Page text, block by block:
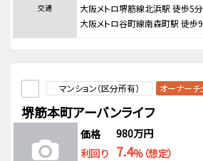
交通
大阪メトロ堺筋線北浜駅 徒歩5分
大阪メトロ谷町線南森町駅 徒歩
マンション（区分所有） オーナーチ
堺筋本町アーバンライフ
価格
980万円
利回り 7.4%（想定）